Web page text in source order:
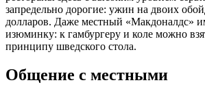
запредельно дорогие: ужин на двоих
долларов. Даже местный «Макдоналдс»
изюминку: к гамбургеру и коле можно
принципу шведского стола.
Общение с местными